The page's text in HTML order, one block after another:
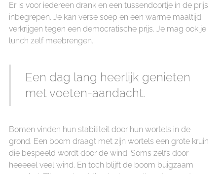
Er is voor iedereen drank en een tussendoortje in de prijs
inbegrepen. Je kan verse soep en een warme maaltijd
verkrijgen tegen een democratische prijs. Je mag ook je
lunch zelf meebrengen.
Een dag lang heerlijk genieten
met voeten-aandacht.
Bomen vinden hun stabiliteit door hun wortels in de
grond. Een boom draagt met zijn wortels een grote kruin
die bespeeld wordt door de wind. Soms zelfs door
heeeeel veel wind. En toch blijft de boom buigzaam